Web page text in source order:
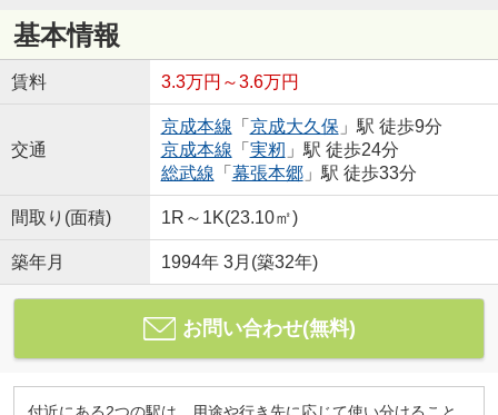
基本情報
賃料 3.3万円～3.6万円
交通
京成本線 「 京成大久保 」駅 徒歩9分
京成本線 「 実籾 」駅 徒歩24分
総武線 「 幕張本郷」駅 徒歩33分
間取り(面積) 1R～1K(23.10㎡)
築年月 1994年 3月(築32年)
お問い合わせ(無料)